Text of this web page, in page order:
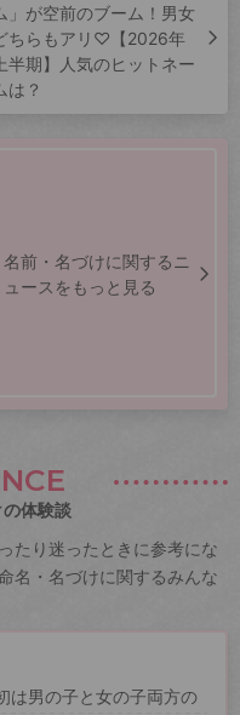
」が空前のブーム！男女
ちらもアリ♡【2026年
上半期】人気のヒットネー
は？
名前・名づけに関するニ
ュースをもっと見る
体験談
たり迷ったときに参考にな
名・名づけに関するみんな
は男の子と女の子両方の